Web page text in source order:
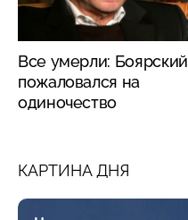
Все умерли: Боярский
пожаловался на
одиночество
КАРТИНА ДНЯ